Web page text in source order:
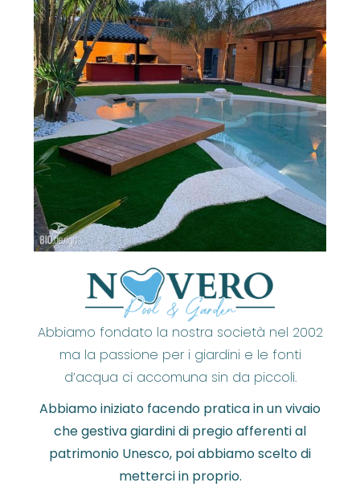
Abbiamo fondato la nostra società nel 2002
ma la passione per i giardini e le fonti
d’acqua ci accomuna sin da piccoli.
Abbiamo iniziato facendo pratica in un vivaio
che gestiva giardini di pregio afferenti al
patrimonio Unesco, poi abbiamo scelto di
metterci in proprio.